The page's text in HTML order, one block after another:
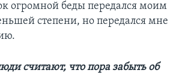
огромной беды передался моим
степени, но передался мне
считают, что пора забыть об